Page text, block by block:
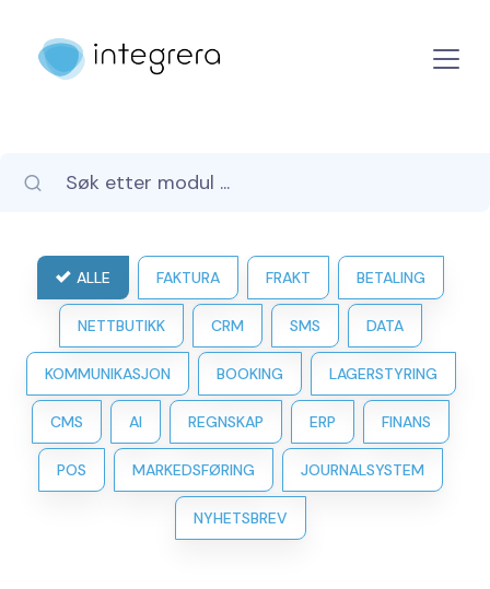
ALLE FAKTURA FRAKT BETALING
NETTBUTIKK CRM SMS DATA
KOMMUNIKASJON BOOKING LAGERSTYRING
CMS AI REGNSKAP ERP FINANS
POS MARKEDSFØRING JOURNALSYSTEM
NYHETSBREV